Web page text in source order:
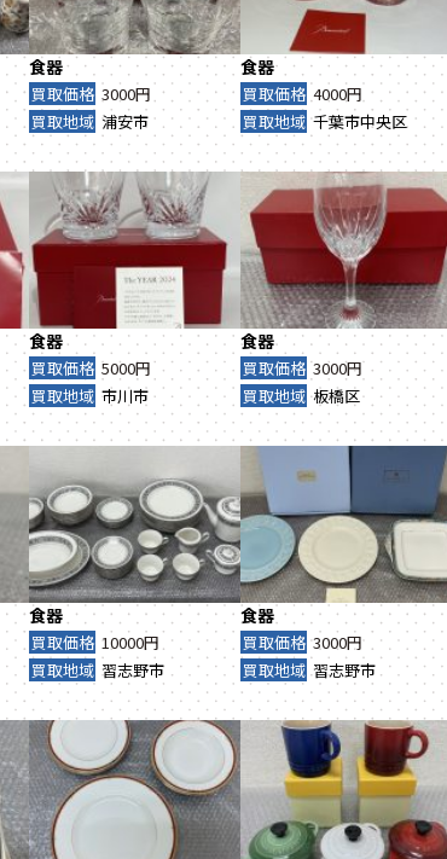
食器
買取価格 3000円
買取地域 浦安市
食器
買取価格 4000円
買取地域 千葉市中央区
食器
買取価格 5000円
買取地域 市川市
食器
買取価格 3000円
買取地域 板橋区
食器
買取価格 10000円
買取地域 習志野市
食器
買取価格 3000円
買取地域 習志野市